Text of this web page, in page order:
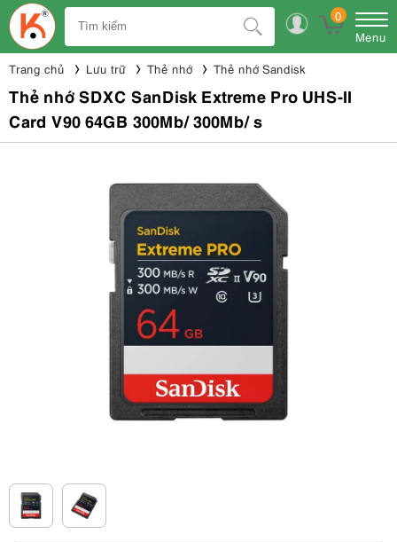
0
Menu
Trang chủ Lưu trữ Thẻ nhớ Thẻ nhớ Sandisk
Thẻ nhớ SDXC SanDisk Extreme Pro UHS-II
Card V90 64GB 300Mb/ 300Mb/ s